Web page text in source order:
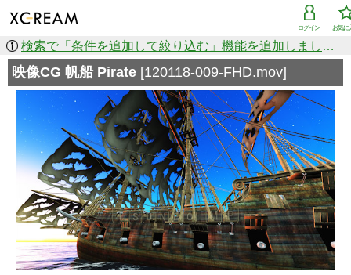
お気に
ログイン
検索で「条件を追加して絞り込む」機能を追加しました！
映像CG 帆船 Pirate [120118-009-FHD.mov]